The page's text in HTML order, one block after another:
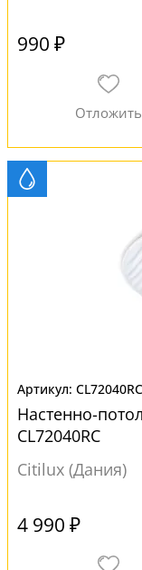
990 ₽
CL72040RC
Настенно-
CL72040RC
Citilux (Дания)
4 990 ₽